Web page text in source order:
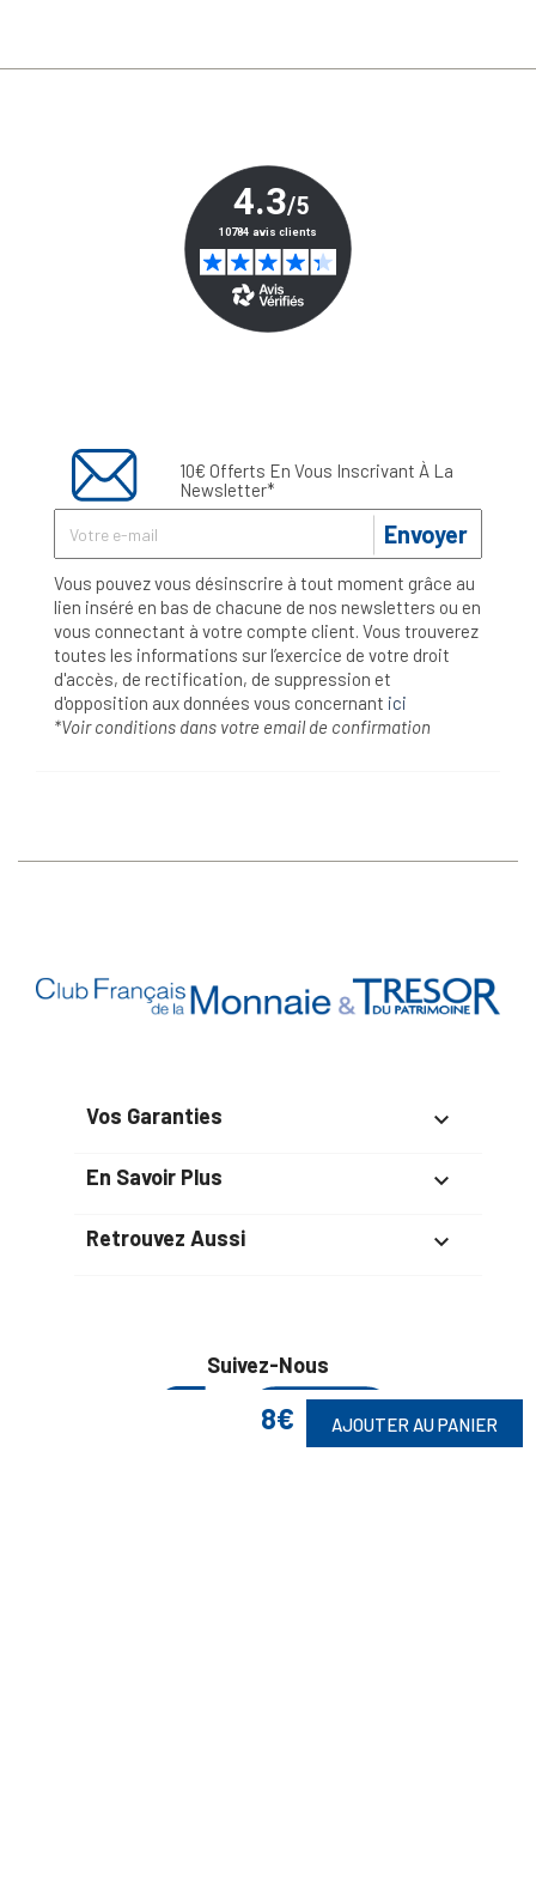
8€ AJOUTER AU PANIER
10€ Offerts En Vous Inscrivant À La
Newsletter*
Envoyer
Vous pouvez vous désinscrire à tout moment grâce au
lien inséré en bas de chacune de nos newsletters ou en
vous connectant à votre compte client. Vous trouverez
toutes les informations sur l’exercice de votre droit
d'accès, de rectification, de suppression et
d'opposition aux données vous concernant ici
*Voir conditions dans votre email de confirmation
Vos Garanties 
En Savoir Plus 
Retrouvez Aussi 
Suivez-Nous